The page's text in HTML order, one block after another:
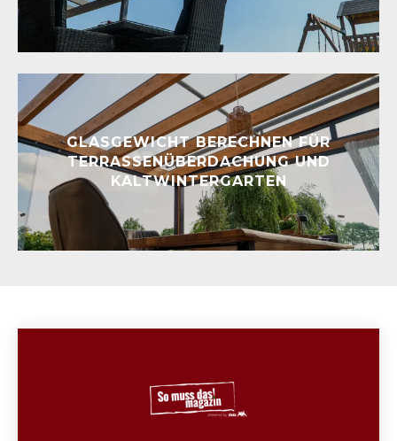
GLASGEWICHT BERECHNEN FÜR
TERRASSENÜBERDACHUNG UND
KALTWINTERGARTEN